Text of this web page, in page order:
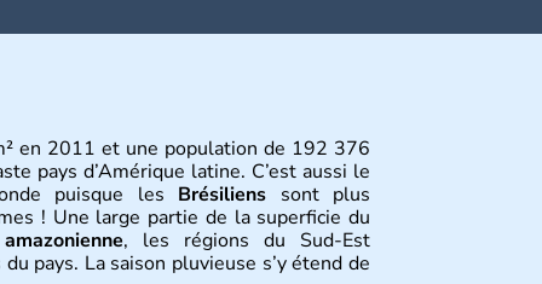
en 2011 et une population de 192 376
pays d’Amérique latine. C’est aussi le
puisque les Brésiliens sont plus
! Une large partie de la superficie du
, les régions du Sud-Est
pays. La saison pluvieuse s’y étend de